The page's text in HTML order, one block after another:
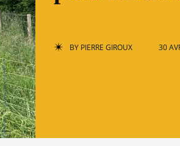
BY PIERRE GIROUX 30